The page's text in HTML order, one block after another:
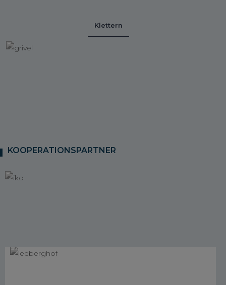
Klettern
KOOPERATIONSPARTNER